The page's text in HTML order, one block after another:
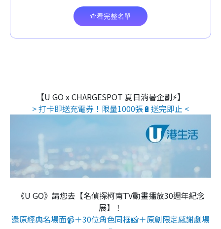
【U GO x CHARGESPOT 夏日消暑企劃⚡】
> 打卡即送充電券！限量1000張🔋送完即止 <
《U GO》請您去【名偵探柯南TV動畫播放30週年紀念
展】！
還原經典名場面📹＋30位角色同框📸＋原創限定感謝劇場